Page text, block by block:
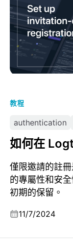
教程
authentication
如何在
僅限邀請的註
的專屬性和安
初期的保留。
11/7/2024